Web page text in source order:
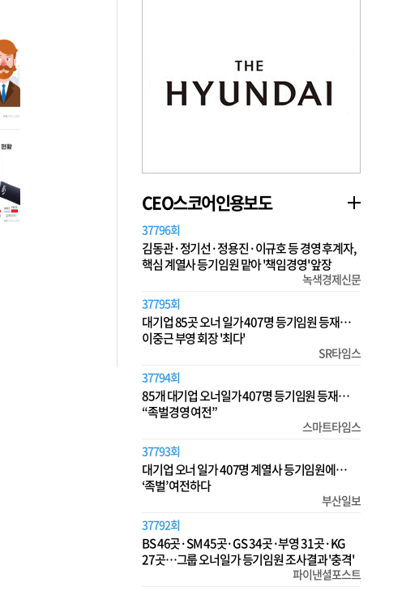
CEO스코어인용보도
37796회
김동관·정기선·정용진·이규호 등 경영 후계자,
핵심 계열사 등기임원 맡아 '책임경영' 앞장
녹색경제신문
37795회
대기업 85곳 오너 일가 407명 등기임원 등재…
이중근 부영 회장 '최다'
SR타임스
37794회
85개 대기업 오너일가 407명 등기임원 등재…
“족벌경영 여전”
스마트타임스
37793회
대기업 오너 일가 407명 계열사 등기임원에…
‘족벌’ 여전하다
부산일보
37792회
BS 46곳·SM 45곳·GS 34곳·부영 31곳·KG
27곳…그룹 오너일가 등기임원 조사결과 '충격'
파이낸셜포스트